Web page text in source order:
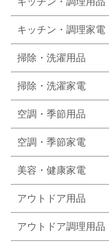
キッチン・調理家電
掃除・洗濯用品
掃除・洗濯家電
空調・季節用品
空調・季節家電
美容・健康家電
アウトドア用品
アウトドア調理用品